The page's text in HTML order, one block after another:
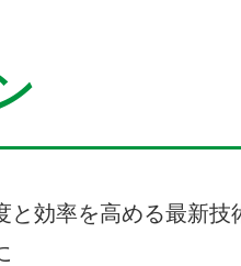
と効率を高める最新